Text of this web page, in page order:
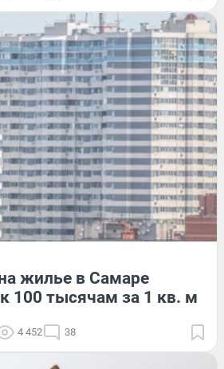
жилье в Самаре
100 тысячам за 1 кв. м
4 452 38